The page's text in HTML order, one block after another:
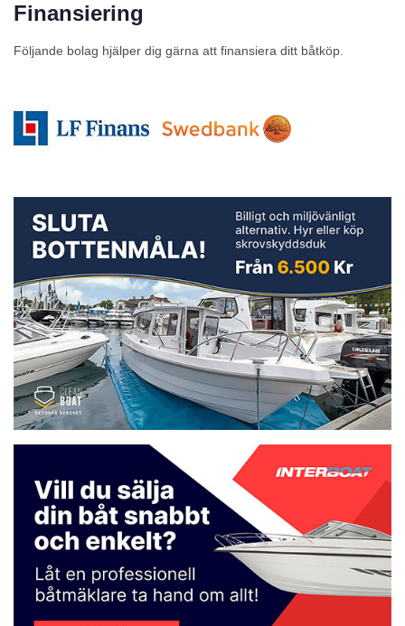
Finansiering
Följande bolag hjälper dig gärna att finansiera ditt båtköp.